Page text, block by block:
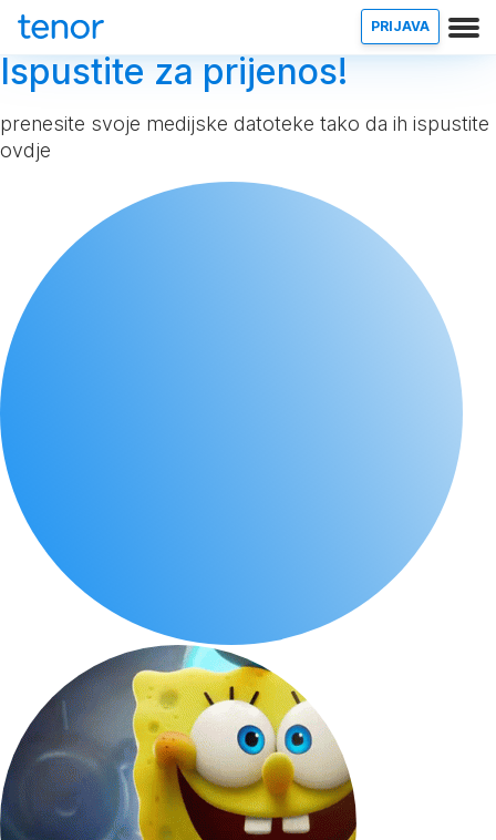
PRIJAVA
Ispustite za prijenos!
prenesite svoje medijske datoteke tako da ih ispustite
ovdje